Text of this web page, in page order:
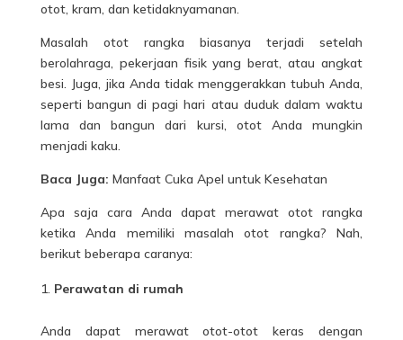
otot, kram, dan ketidaknyamanan.
Masalah otot rangka biasanya terjadi setelah
berolahraga, pekerjaan fisik yang berat, atau angkat
besi. Juga, jika Anda tidak menggerakkan tubuh Anda,
seperti bangun di pagi hari atau duduk dalam waktu
lama dan bangun dari kursi, otot Anda mungkin
menjadi kaku.
Baca Juga: Manfaat Cuka Apel untuk Kesehatan
Apa saja cara Anda dapat merawat otot rangka
ketika Anda memiliki masalah otot rangka? Nah,
berikut beberapa caranya:
Perawatan di rumah
Anda dapat merawat otot-otot keras dengan